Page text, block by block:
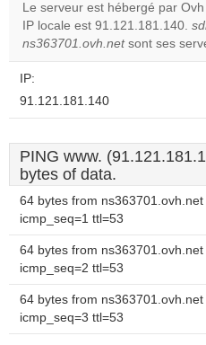
Le serveur est hébergé par
IP locale est 91.121.181.140.
ns363701.ovh.netsont ses
IP:
91.121.181.140
PING www.
bytes of data.
64 bytes from
icmp_seq=1 ttl=53
64 bytes from
icmp_seq=2 ttl=53
64 bytes from
icmp_seq=3 ttl=53